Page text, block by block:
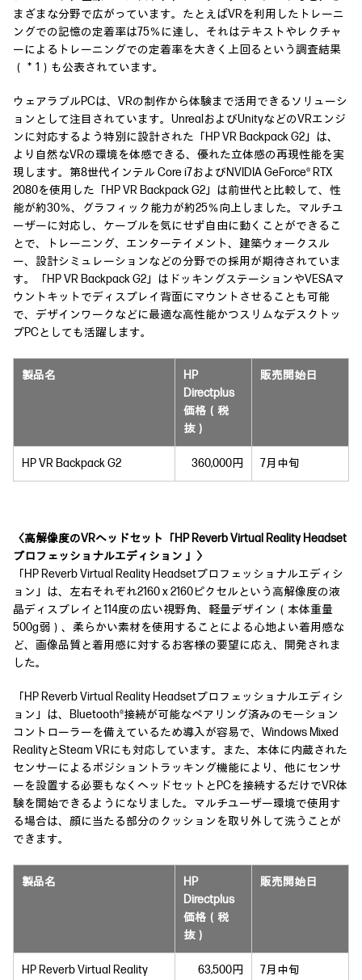
まざまな分野で広がっています。たとえばVRを利用したトレーニ
ングでの記憶の定着率は75％に達し、それはテキストやレクチャ
ーによるトレーニングでの定着率を大きく上回るという調査結果
（＊1）も公表されています。
ウェアラブルPCは、VRの制作から体験まで活用できるソリューシ
ョンとして注目されています。UnrealおよびUnityなどのVRエンジ
ンに対応するよう特別に設計された「HP VR Backpack G2」は、
より自然なVRの環境を体感できる、優れた立体感の再現性能を実
現します。第8世代インテル Core i7およびNVIDIA GeForce® RTX
2080を使用した「HP VR Backpack G2」は前世代と比較して、性
能が約30％、グラフィック能力が約25％向上しました。マルチユ
ーザーに対応し、ケーブルを気にせず自由に動くことができるこ
とで、トレーニング、エンターテイメント、建築ウォークスル
ー、設計シミュレーションなどの分野での採用が期待されていま
す。「HP VR Backpack G2」はドッキングステーションやVESAマ
ウントキットでディスプレイ背面にマウントさせることも可能
で、デザインワークなどに最適な高性能かつスリムなデスクトッ
プPCとしても活躍します。
製品名
HP
Directplus
価格（税
抜）
販売開始日
HP VR Backpack G2 360,000円 7月中旬
〈高解像度のVRヘッドセット「HP Reverb Virtual Reality Headset
プロフェッショナルエディション 」〉
「HP Reverb Virtual Reality Headsetプロフェッショナルエディシ
ョン」は、左右それぞれ2160 x 2160ピクセルという高解像度の液
晶ディスプレイと114度の広い視野角、軽量デザイン（本体重量
500g弱）、柔らかい素材を使用することによる心地よい着用感な
ど、画像品質と着用感に対するお客様の要望に応え、開発されま
した。
「HP Reverb Virtual Reality Headsetプロフェッショナルエディシ
ョン」は、Bluetooth®接続が可能なペアリング済みのモーション
コントローラーを備えているため導入が容易で、Windows Mixed
RealityとSteam VRにも対応しています。また、本体に内蔵された
センサーによるポジショントラッキング機能により、他にセンサ
ーを設置する必要もなくヘッドセットとPCを接続するだけでVR体
験を開始できるようになりました。マルチユーザー環境で使用す
る場合は、顔に当たる部分のクッションを取り外して洗うことが
できます。
製品名
HP
Directplus
価格（税
抜）
販売開始日
HP Reverb Virtual Reality
63,500円 7月中旬